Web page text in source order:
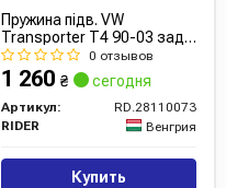
Пружина підв. VW
Transporter T4 90-03 задн.
(RIDER)
0 отзывов
1 260 ₴ сегодня
Артикул:
RD.28110073
RIDER
Венгрия
Купить